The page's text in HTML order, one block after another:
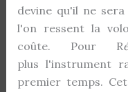
devine qu'il ne
l'on ressent la
coûte. Pour R
plus l'instrument
premier temps.